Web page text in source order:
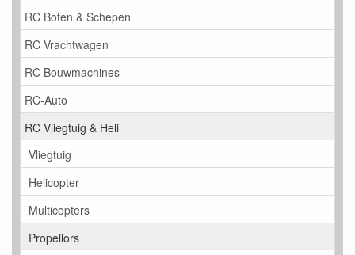
RC Boten & Schepen
RC Vrachtwagen
RC Bouwmachines
RC-Auto
RC Vliegtuig & Heli
Vliegtuig
Helicopter
Multicopters
Propellors